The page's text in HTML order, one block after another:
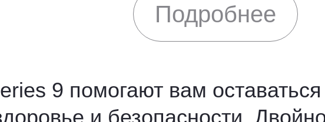
Подробнее
9 помогают вам
и безопасности.